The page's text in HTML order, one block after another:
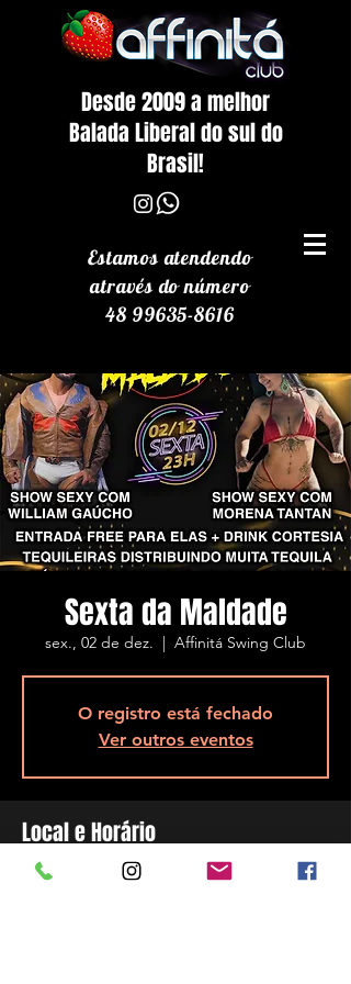
Desde 2009 a melhor
Balada Liberal do sul do
Brasil!
Estamos atendendo
atravésdo número
48 99635-8616
Sexta da Maldade
sex., 02 de dez.
  |
Affinitá Swing Club
O registro está fechado
Ver outros eventos
Local e Horário
02 de dez. de 2022, 23:00